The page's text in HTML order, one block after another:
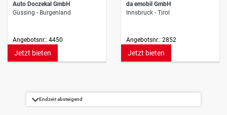
Auto Doczekal GmbH
Güssing - Burgenland
Angebotsnr.: 4450
Jetzt bieten
da emobil GmbH
Innsbruck - Tirol
Angebotsnr.: 2852
Jetzt bieten